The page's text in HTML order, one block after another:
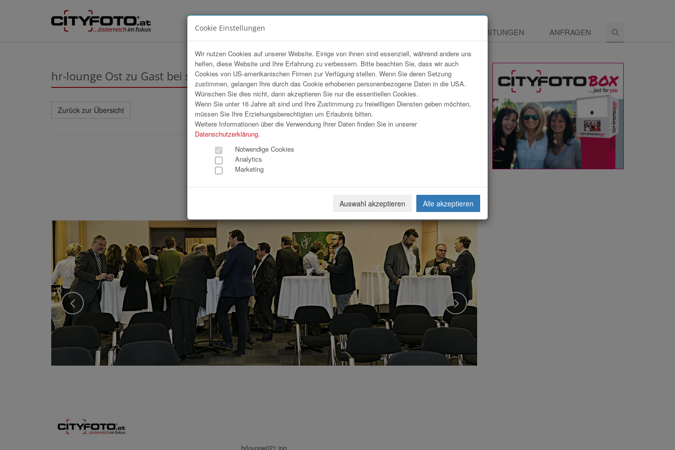
LEISTUNGEN ANFRAGEN
hr-lounge Ost zu Gast bei sBausparkasse
Zurück zur Übersicht Download Weiterleiten
hrlounge021.jpg
Cookie Einstellungen
Wir nutzen Cookies auf unserer Website. Einige von ihnen sind essenziell, während andere uns
helfen, diese Website und Ihre Erfahrung zu verbessern. Bitte beachten Sie, dass wir auch
Cookies von US-amerikanischen Firmen zur Verfügung stellen. Wenn Sie deren Setzung
zustimmen, gelangen Ihre durch das Cookie erhobenen personenbezogene Daten in die USA.
Wünschen Sie dies nicht, dann akzeptieren Sie nur die essentiellen Cookies.
Wenn Sie unter 16 Jahre alt sind und Ihre Zustimmung zu freiwilligen Diensten geben möchten,
müssen Sie Ihre Erziehungsberechtigten um Erlaubnis bitten.
Weitere Informationen über die Verwendung Ihrer Daten finden Sie in unserer
Datenschutzerklärung.
Notwendige Cookies
Analytics
Marketing
Auswahl akzeptieren Alle akzeptieren